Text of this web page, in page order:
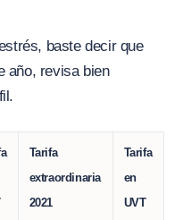
baste decir que
año, revisa bien
Tarifa
extraordinaria
2021
Tarifa
en
UVT